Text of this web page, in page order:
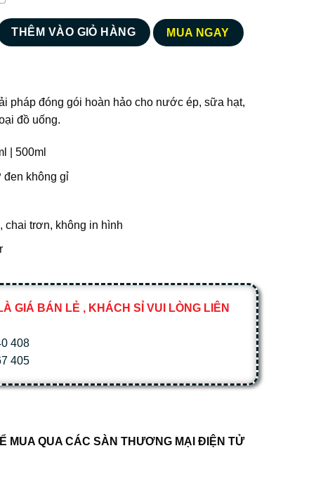
nhựa chống gỉ 250ml 350ml 500ml số lượng
THÊM VÀO GIỎ HÀNG MUA NGAY
pháp đóng gói hoàn hảo cho nước ép, sữa hạt,
đồ uống.
| 500ml
đen không gỉ
chai trơn, không in hình
GIÁ BÁN LẺ , KHÁCH SỈ VUI LÒNG LIÊN
408
405
MUA QUA CÁC SÀN THƯƠNG MẠI ĐIỆN TỬ